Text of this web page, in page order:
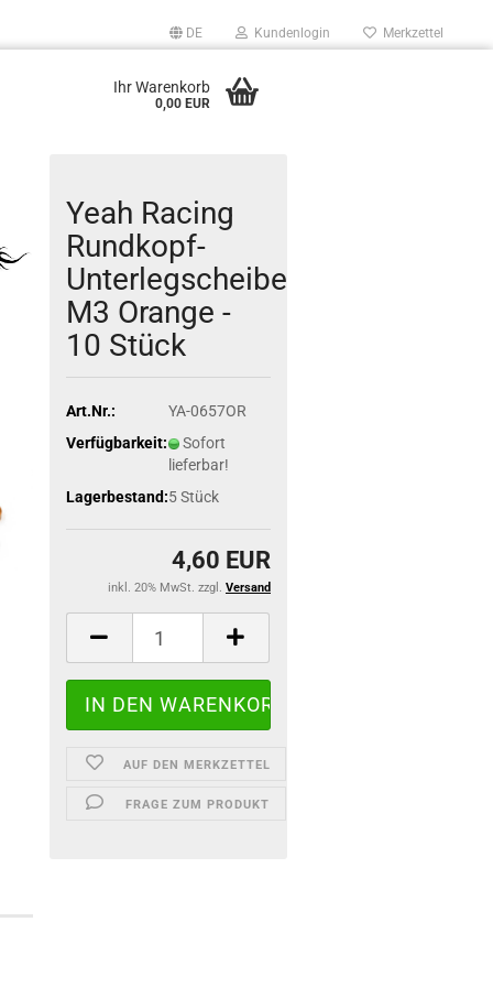
DE Kundenlogin Merkzettel
Ihr Warenkorb
0,00 EUR
Yeah Racing
Rundkopf-
Unterlegscheibe
M3 Orange -
10 Stück
Art.Nr.:
YA-0657OR
Verfügbarkeit:
Sofort
lieferbar!
Lagerbestand:5Stück
4,60 EUR
inkl. 20% MwSt. zzgl. Versand
AUF DEN MERKZETTEL
FRAGE ZUM PRODUKT